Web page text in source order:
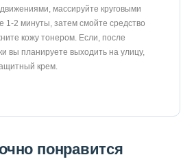
массируйте круговыми
1-2 минуты, затем смойте средство
кожу тонером. Если, после
вы планируете выходить на улицу,
крем.
понравится